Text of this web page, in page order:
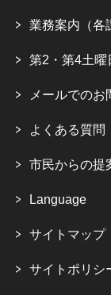
業務案内（各
第2・第4土曜
メールでのお
よくある質問
市民からの提
Language
サイトマップ
サイトポリシ